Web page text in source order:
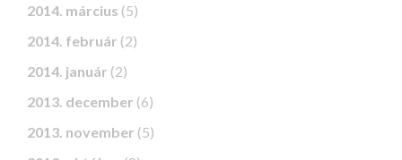
2014. március (5)
2014. február (2)
2014. január (2)
2013. december (6)
2013. november (5)